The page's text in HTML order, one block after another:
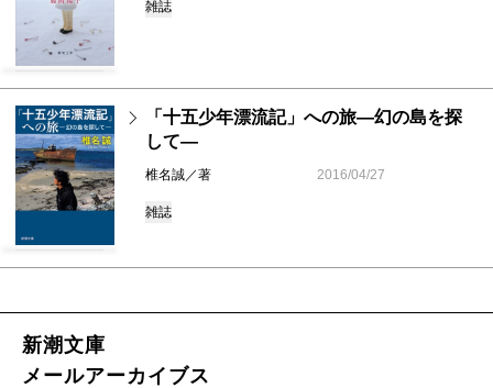
雑誌
「十五少年漂流記」への旅―幻の島を探
して―
椎名誠／著 2016/04/27
雑誌
新潮文庫
メールアーカイブス